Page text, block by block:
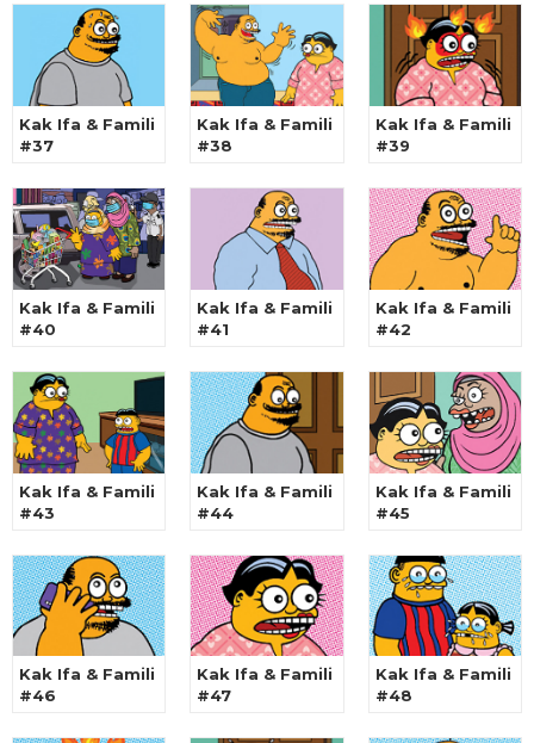
Kak Ifa & Famili
#37
Kak Ifa & Famili
#38
Kak Ifa & Famili
#39
Kak Ifa & Famili
#40
Kak Ifa & Famili
#41
Kak Ifa & Famili
#42
Kak Ifa & Famili
#43
Kak Ifa & Famili
#44
Kak Ifa & Famili
#45
Kak Ifa & Famili
#46
Kak Ifa & Famili
#47
Kak Ifa & Famili
#48